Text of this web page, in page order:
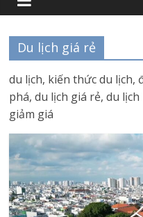
Du lịch giá rẻ
du lịch, kiến thức du lịch,
phá, du lịch giá rẻ, du
giảm giá